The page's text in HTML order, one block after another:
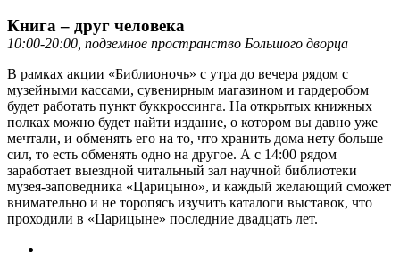
Книга – друг человека
10:00-20:00, подземное пространство Большого дворца
В рамках акции «Библионочь» с утра до вечера рядом с
музейными кассами, сувенирным магазином и гардеробом
будет работать пункт буккроссинга. На открытых книжных
полках можно будет найти издание, о котором вы давно уже
мечтали, и обменять его на то, что хранить дома нету больше
сил, то есть обменять одно на другое. А с 14:00 рядом
заработает выездной читальный зал научной библиотеки
музея-заповедника «Царицыно», и каждый желающий сможет
внимательно и не торопясь изучить каталоги выставок, что
проходили в «Царицыне» последние двадцать лет.